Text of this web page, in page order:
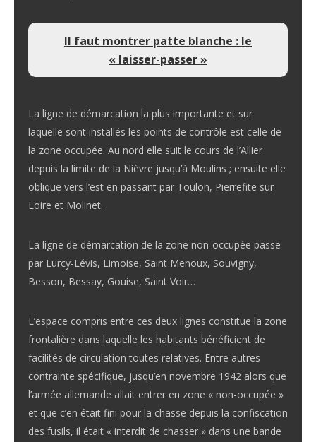
Il faut montrer patte blanche : le
« laisser-passer »
La ligne de démarcation la plus importante et sur
laquelle sont installés les points de contrôle est celle de
la zone occupée. Au nord elle suit le cours de l’Allier
depuis la limite de la Nièvre jusqu’à Moulins ; ensuite elle
oblique vers l’est en passant par Toulon, Pierrefite sur
Loire et Molinet.
La ligne de démarcation de la zone non-occupée passe
par Lurcy-Lévis, Limoise, Saint Menoux, Souvigny,
Besson, Bessay, Gouise, Saint Voir…
L’espace compris entre ces deux lignes constitue la zone
frontalière dans laquelle les habitants bénéficient de
facilités de circulation toutes relatives. Entre autres
contrainte spécifique, jusqu’en novembre 1942 alors que
l’armée allemande allait entrer en zone « non-occupée »
et que c’en était fini pour la chasse depuis la confiscation
des fusils, il était « interdit de chasser » dans une bande